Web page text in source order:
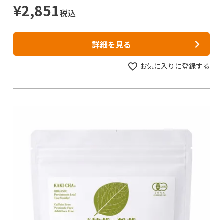
¥2,851税込
詳細を見る
お気に入りに登録する